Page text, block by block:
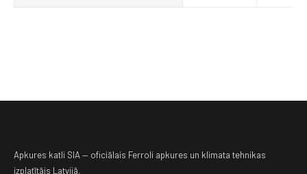
Apkures katli SIA — oficiālais Ferroli apkures un klimata tehnikas
izplatītājs Latvijā.